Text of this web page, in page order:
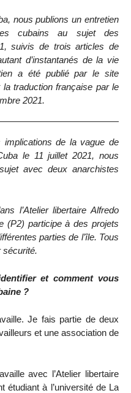
nous publions un entretien
cubains au sujet des
suivis de trois articles de
d’instantanés de la vie
a été publié par le site
traduction française par le
2021.
de la vague de
le 11 juillet 2021, nous
avec deux anarchistes
l’Atelier libertaire Alfredo
(P2) participe à des projets
parties de l’île. Tous
sécurité.
et comment vous
?
Je fais partie de deux
et une association de
avec l’Atelier libertaire
étudiant à l’université de La